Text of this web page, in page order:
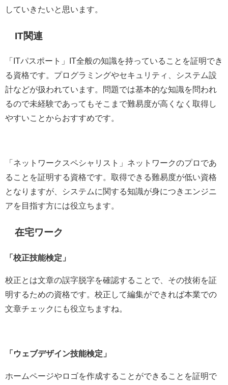
していきたいと思います。
IT関連
「ITパスポート」IT全般の知識を持っていることを証明でき
る資格です。プログラミングやセキュリティ、システム設
計などが扱われています。問題では基本的な知識を問われ
るので未経験であってもそこまで難易度が高くなく取得し
やすいことからおすすめです。
「ネットワークスペシャリスト」ネットワークのプロであ
ることを証明する資格です。取得できる難易度が低い資格
となりますが、システムに関する知識が身につきエンジニ
アを目指す方には役立ちます。
在宅ワーク
「校正技能検定」
校正とは文章の誤字脱字を確認することで、その技術を証
明するための資格です。校正して編集ができれば本業での
文章チェックにも役立ちますね。
「ウェブデザイン技能検定」
ホームページやロゴを作成することができることを証明で